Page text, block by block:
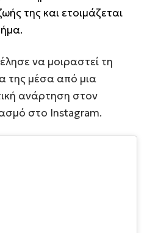
της και ετοιμάζεται
να μοιραστεί τη
της μέσα από μια
ανάρτηση στον
στο Instagram.